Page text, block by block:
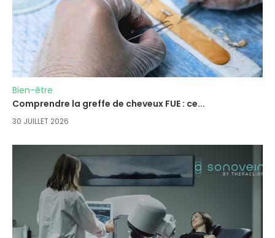
Bien-être
Comprendre la greffe de cheveux FUE : ce...
30 JUILLET 2026